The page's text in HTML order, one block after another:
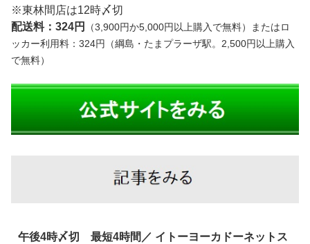
※東林間店は12時〆切
配送料：324円
（3,900円か5,000円以上購入で無料）またはロ
ッカー利用料：324円（綱島・たまプラーザ駅。2,500円以上購入
で無料）
午後4時〆切 最短4時間／ イトーヨーカドーネットス